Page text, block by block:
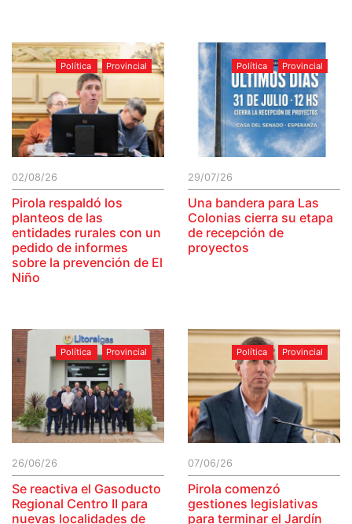
Política Provincial
02/08/26
Pirola respaldó los
planteos de las
entidades rurales con un
pedido de informes
sobre la prevención de El
Niño
Política Provincial
29/07/26
Una bandera para Las
Colonias cierra su etapa
de recepción de
proyectos
Política Provincial
26/06/26
Se reactiva el Gasoducto
Regional Centro II para
nuevas localidades de
Política Provincial
07/06/26
Pirola comenzó
gestiones legislativas
para terminar el Jardín